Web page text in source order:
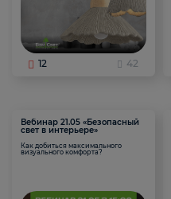
12 42
Вебинар 21.05 «Безопасный
свет в интерьере»
Как добиться максимального
визуального комфорта?